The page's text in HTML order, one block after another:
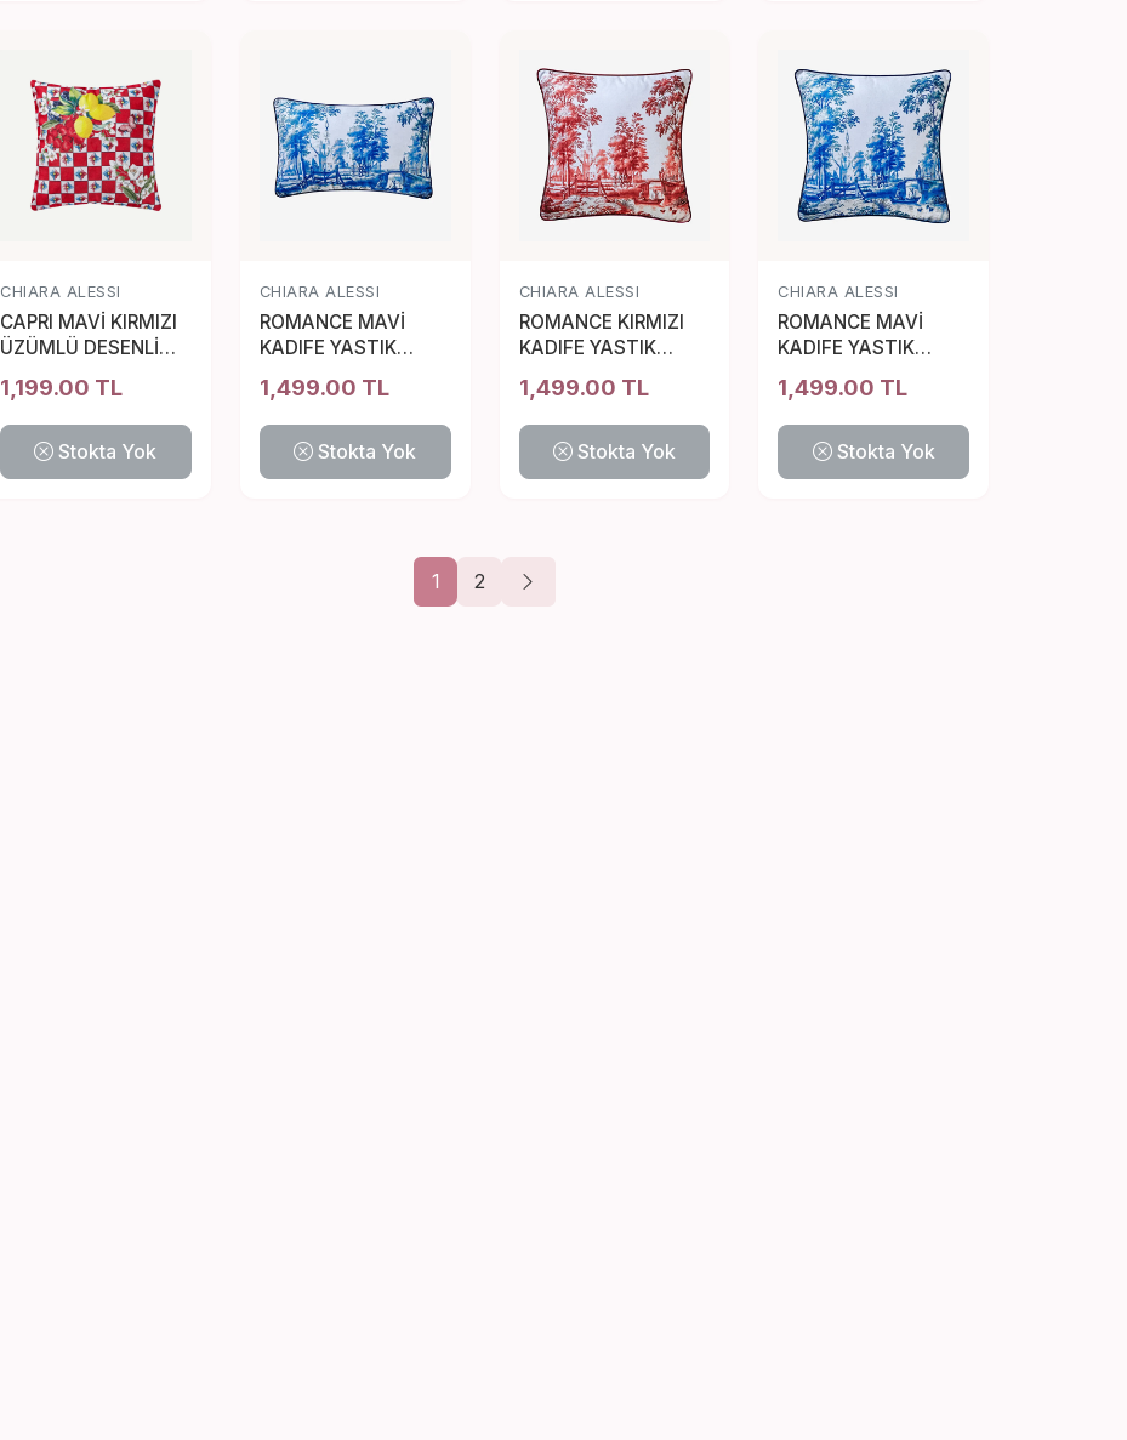
CHIARA ALESSI
CAPRI MAVİ KIRMIZI
ÜZÜMLÜ DESENLİ
1,199.00 TL
Stokta Yok
CHIARA ALESSI
ROMANCE MAVİ
KADIFE YASTIK
1,499.00 TL
Stokta Yok
CHIARA ALESSI
ROMANCE KIRMIZI
KADIFE YASTIK
1,499.00 TL
Stokta Yok
CHIARA ALESSI
ROMANCE MAVİ
KADIFE YASTIK
1,499.00 TL
Stokta Yok
1 2